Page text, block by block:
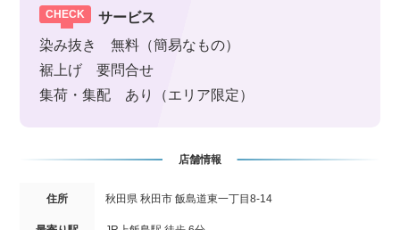
サービス
染み抜き 無料（簡易なもの）
裾上げ 要問合せ
集荷・集配 あり（エリア限定）
店舗情報
住所 秋田県 秋田市 飯島道東一丁目8-14